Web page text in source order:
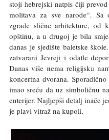
stoji hebrejski natpis čiji
molitava za sve narode“. Sa
zgrade slične arhitekture, od
opštinu, a u drugoj je bila
danas je sjedište baletske
zatvarani Jevreji i odatle
Danas više nema religijsku
koncertna dvorana.
imao sreću da uz simboličnu
enterijer. Najljepši detalj inače
je plavi vitraž na kupoli.